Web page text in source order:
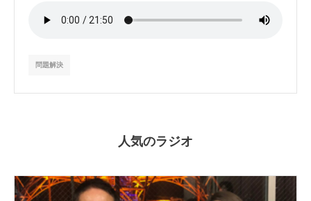
問題解決
人気のラジオ